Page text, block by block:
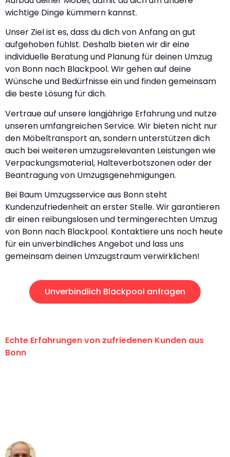
wichtige Dinge kümmern kannst.
Unser Ziel ist es, dass du dich von Anfang an gut
aufgehoben fühlst. Deshalb bieten wir dir eine
individuelle Beratung und Planung für deinen Umzug
von Bonn nach Blackpool. Wir gehen auf deine
Wünsche und Bedürfnisse ein und finden gemeinsam
die beste Lösung für dich.
Vertraue auf unsere langjährige Erfahrung und nutze
unseren umfangreichen Service. Wir bieten nicht nur
den Möbeltransport an, sondern unterstützen dich
auch bei weiteren umzugsrelevanten Leistungen wie
Verpackungsmaterial, Halteverbotszonen oder der
Beantragung von Umzugsgenehmigungen.
Bei Baum Umzugsservice aus Bonn steht
Kundenzufriedenheit an erster Stelle. Wir garantieren
dir einen reibungslosen und termingerechten Umzug
von Bonn nach Blackpool. Kontaktiere uns noch heute
für ein unverbindliches Angebot und lass uns
gemeinsam deinen Umzugstraum verwirklichen!
Unverbindlich Blackpool anfragen
Echte Erfahrungen von zufriedenen Kunden aus
Bonn